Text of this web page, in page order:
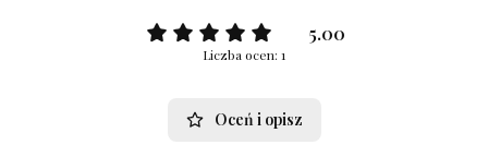
5.00
Liczba ocen: 1
Oceń i opisz